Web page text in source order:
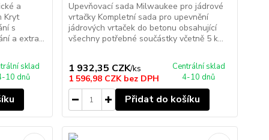
a
Kryt
s
a extra...
sklad
10 dnů
Upevňovací sada Milwaukee pro jádrové
vrtačky Kompletní sada pro upevnění
jádrových vrtaček do betonu obsahující
všechny potřebné součástky včetně 5 k...
1 932,35 CZK/ks
1 596,98 CZK bez DPH
Centrální sklad
4-10 dnů
Přidat do košíku